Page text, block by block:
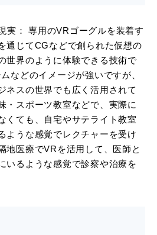
： 専用のVRゴーグルを装着す
通じてCGなどで創られた仮想の
世界のように体験できる技術で
などのイメージが強いですが、
ネスの世界でも広く活用されて
・スポーツ教室などで、実際に
くても、自宅やサテライト教室
ような感覚でレクチャーを受け
地医療でVRを活用して、医師と
いるような感覚で診察や治療を